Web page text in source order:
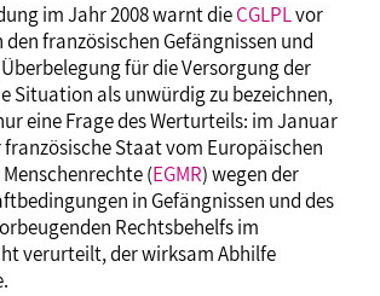
im Jahr 2008 warnt dieCGLPLvor
französischen Gefängnissen und
für die Versorgung der
Situation als unwürdig zu bezeichnen,
eine Frage des Werturteils: im Januar
französische Staat vom Europäischen
(EGMR) wegen der
in Gefängnissen und des
Rechtsbehelfs im
verurteilt, der wirksam Abhilfe